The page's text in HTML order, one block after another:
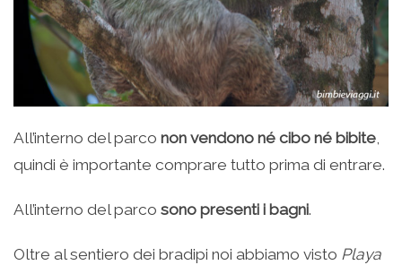
All’interno del parco non vendono né cibo né bibite,
quindi è importante comprare tutto prima di entrare.
All’interno del parco sono presenti i bagni.
Oltre al sentiero dei bradipi noi abbiamo visto Playa